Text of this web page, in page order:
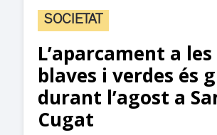
SOCIETAT
L’aparcament a
blaves i verdes és
durant l’agost a
Cugat